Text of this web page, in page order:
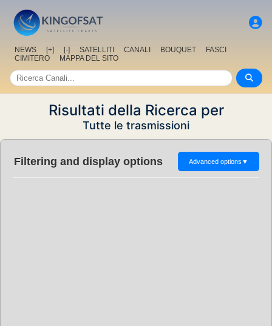
NEWS [+] [-] SATELLITI CANALI BOUQUET
FASCI
CIMITERO
MAPPA DEL SITO
Risultati della Ricerca per
Tutte le trasmissioni
Filtering and display options Advanced options ▼